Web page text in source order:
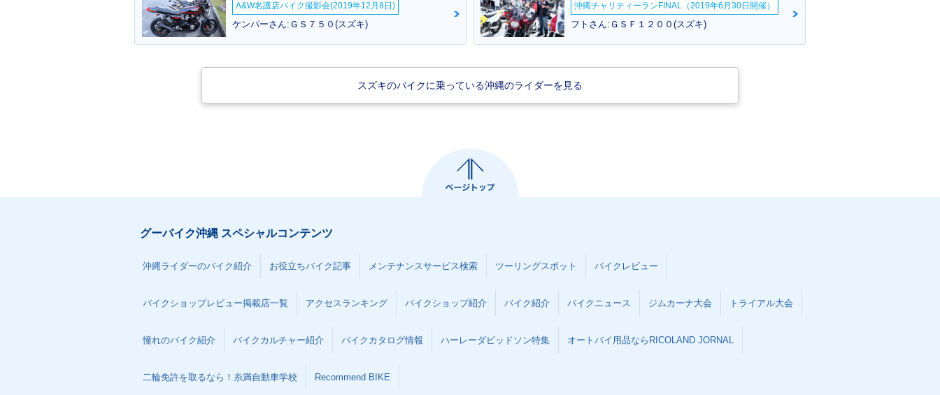
A&W名護店バイク撮影会(2019年12月8日)
ケンパーさん:ＧＳ７５０(スズキ)
沖縄チャリティーランFINAL（2019年6月30日開催）
フトさん:ＧＳＦ１２００(スズキ)
スズキのバイクに乗っている沖縄のライダーを見る
グーバイク沖縄 スペシャルコンテンツ
沖縄ライダーのバイク紹介 お役立ちバイク記事 メンテナンスサービス検索 ツーリングスポット バイクレビュー
バイクショップレビュー掲載店一覧 アクセスランキング バイクショップ紹介 バイク紹介 バイクニュース ジムカーナ大会 トライアル大会
憧れのバイク紹介 バイクカルチャー紹介 バイクカタログ情報 ハーレーダビッドソン特集 オートバイ用品ならRICOLAND JORNAL
二輪免許を取るなら！糸満自動車学校 Recommend BIKE